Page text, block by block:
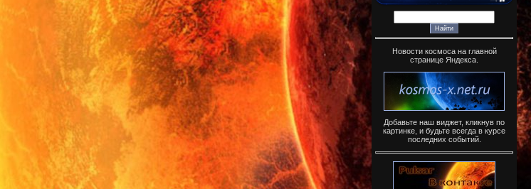
Новости космоса на главной
странице Яндекса.
Добавьте наш виджет, кликнув по
картинке, и будьте всегда в курсе
последних событий.